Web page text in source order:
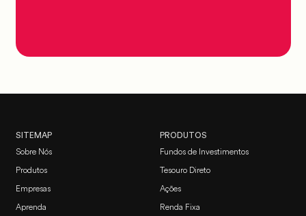
SITEMAP
Sobre Nós
Produtos
Empresas
Aprenda
PRODUTOS
Fundos de Investimentos
Tesouro Direto
Ações
Renda Fixa